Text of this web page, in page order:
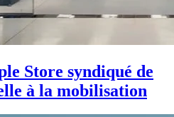
Store syndiqué de
à la mobilisation